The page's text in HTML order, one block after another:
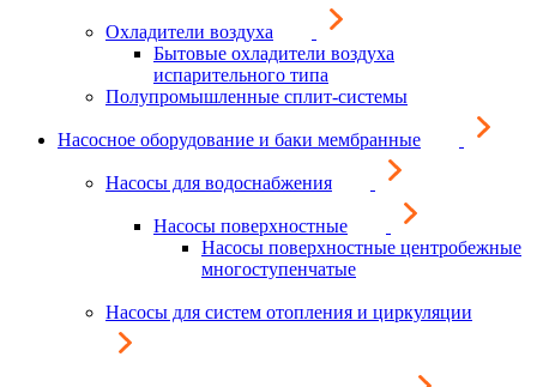
Охладители воздуха
Бытовые охладители воздуха
испарительного типа
Полупромышленные сплит-системы
Насосное оборудование и баки мембранные
Насосы для водоснабжения
Насосы поверхностные
Насосы поверхностные центробежные
многоступенчатые
Насосы для систем отопления и циркуляции